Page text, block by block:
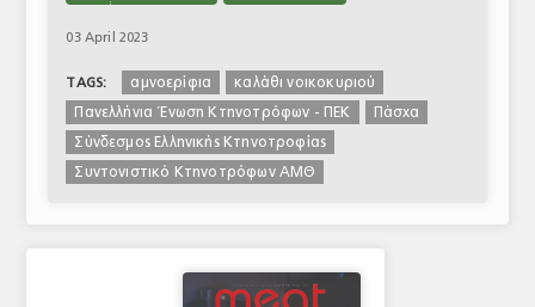
03 April 2023
TAGS: αμνοερίφια
καλάθι νοικοκυριού
Πανελλήνια Ένωση Κτηνοτρόφων - ΠΕΚ
Πάσχα
Σύνδεσμος Ελληνικής Κτηνοτροφίας
Συντονιστικό Κτηνοτρόφων ΑΜΘ